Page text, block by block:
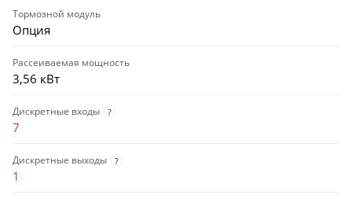
Тормозной модуль
Опция
Рассеиваемая мощность
3,56 кВт
Дискретные входы ?
7
Дискретные выходы ?
1